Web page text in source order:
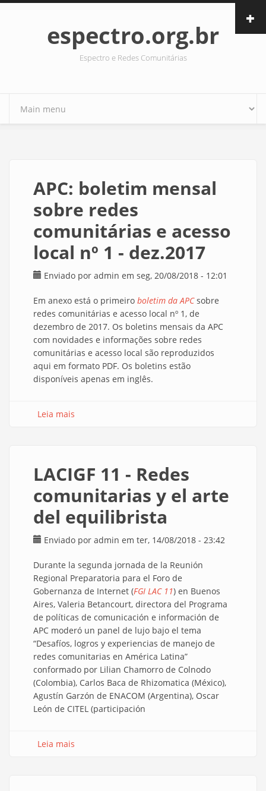
Pular para o conteúdo principal
espectro.org.br
Espectro e Redes Comunitárias
APC: boletim mensal
sobre redes
comunitárias e acesso
local nº 1 - dez.2017
Enviado por admin em seg, 20/08/2018 - 12:01
Em anexo está o primeiro boletim da APCsobre
redes comunitárias e acesso local nº 1, de
dezembro de 2017. Os boletins mensais da APC
com novidades e informações sobre redes
comunitárias e acesso local são reproduzidos
aqui em formato PDF. Os boletins estão
disponíveis apenas em inglês.
Leia mais
LACIGF 11 - Redes
comunitarias y el arte
del equilibrista
Enviado por admin em ter, 14/08/2018 - 23:42
Durante la segunda jornada de la Reunión
Regional Preparatoria para el Foro de
Gobernanza de Internet (FGI LAC 11) en Buenos
Aires, Valeria Betancourt, directora del Programa
de políticas de comunicación e información de
APC moderó un panel de lujo bajo el tema
“Desafíos, logros y experiencias de manejo de
redes comunitarias en América Latina”
conformado por Lilian Chamorro de Colnodo
(Colombia), Carlos Baca de Rhizomatica (México),
Agustín Garzón de ENACOM (Argentina), Oscar
León de CITEL (participación
Leia mais